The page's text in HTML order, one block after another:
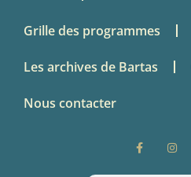
Grille des programmes
Les archives de Bartas
Nous contacter